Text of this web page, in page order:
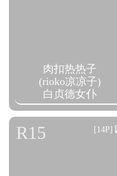
肉扣热热子
(rioko凉凉子)
白贞德女仆
R15 [14P]